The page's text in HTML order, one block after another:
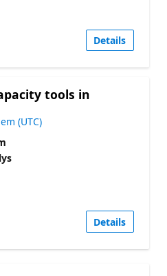
Details
tools in
(UTC)
Details